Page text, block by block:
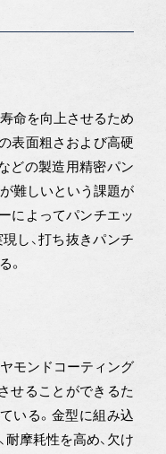
命を向上させるため
表面粗さおよび高硬
どの製造用精密パン
難しいという課題が
によってパンチエッ
し、打ち抜きパンチ
。
ヤモンドコーティング
せることができるた
いる。金型に組み込
摩耗性を高め、欠け